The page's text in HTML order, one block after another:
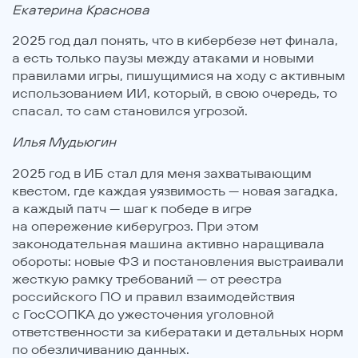
Екатерина Краснова
2025 год дал понять, что в кибербезе нет финала,
а есть только паузы между атаками и новыми
правилами игры, пишущимися на ходу с активным
использованием ИИ, который, в свою очередь, то
спасал, то сам становился угрозой.
Илья Мудьюгин
2025 год в ИБ стал для меня захватывающим
квестом, где каждая уязвимость — новая загадка,
а каждый патч — шаг к победе в игре
на опережение киберугроз. При этом
законодательная машина активно наращивала
обороты: новые ФЗ и постановления выстраивали
жесткую рамку требований — от реестра
российского ПО и правил взаимодействия
с ГосСОПКА до ужесточения уголовной
ответственности за кибератаки и детальных норм
по обезличиванию данных.